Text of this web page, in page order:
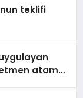
teklifi
atama